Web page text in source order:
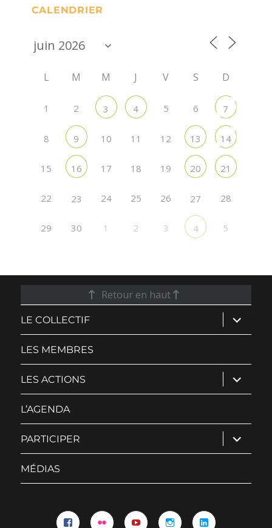
CALENDRIER
L M M J V S D
1 2 3 4 5 6 7
8 9 10 11 12 13 14
15 16 17 18 19 20 21
22 23 24 25 26 27 28
29 30 1 2 3 4 5
Retour en haut
LE COLLECTIF ouvrir
le
sous-
LES MEMBRES
LES ACTIONS ouvrir
le
sous-
L’AGENDA
PARTICIPER ouvrir
le
sous-
MÉDIAS